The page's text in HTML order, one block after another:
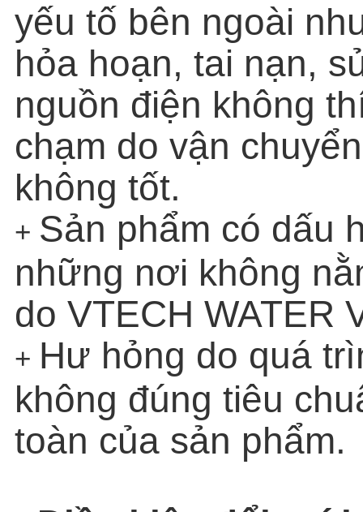
yếu tố bên ngoài
hỏa hoạn, tai nạn,
nguồn điện không
chạm do vận
không tốt.
+ Sản phẩm có dấu
những nơi không
do VTECH WATER
+ Hư hỏng do quá
không đúng tiêu
toàn của sản phẩm.